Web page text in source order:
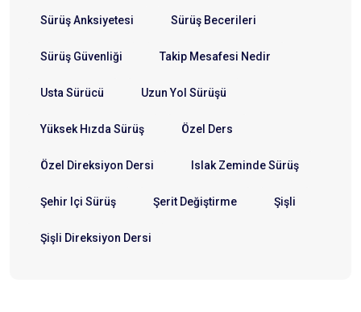
Sürüş Anksiyetesi Sürüş Becerileri
Sürüş Güvenliği Takip Mesafesi Nedir
Usta Sürücü Uzun Yol Sürüşü
Yüksek Hızda Sürüş Özel Ders
Özel Direksiyon Dersi Islak Zeminde Sürüş
Şehir Içi Sürüş Şerit Değiştirme Şişli
Şişli Direksiyon Dersi